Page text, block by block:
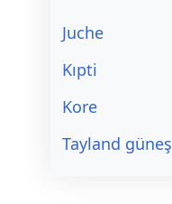
Juche
Kıpti
Kore
Tayland güneş